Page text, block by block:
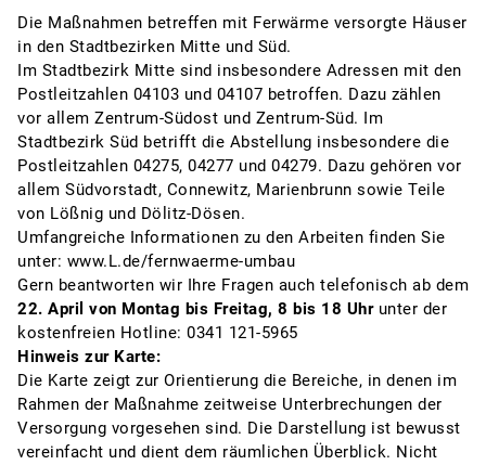
Die Maßnahmen betreffen mit Ferwärme versorgte Häuser
in den Stadtbezirken Mitte und Süd.
Im Stadtbezirk Mitte sind insbesondere Adressen mit den
Postleitzahlen 04103 und 04107 betroffen. Dazu zählen
vor allem Zentrum-Südost und Zentrum-Süd. Im
Stadtbezirk Süd betrifft die Abstellung insbesondere die
Postleitzahlen 04275, 04277 und 04279. Dazu gehören vor
allem Südvorstadt, Connewitz, Marienbrunn sowie Teile
von Lößnig und Dölitz-Dösen.
Umfangreiche Informationen zu den Arbeiten finden Sie
unter: www.L.de/fernwaerme-umbau
Gern beantworten wir Ihre Fragen auch telefonisch ab dem
22. April von Montag bis Freitag, 8 bis 18 Uhrunter der
kostenfreien Hotline: 0341 121-5965
Hinweis zur Karte:
Die Karte zeigt zur Orientierung die Bereiche, in denen im
Rahmen der Maßnahme zeitweise Unterbrechungen der
Versorgung vorgesehen sind. Die Darstellung ist bewusst
vereinfacht und dient dem räumlichen Überblick. Nicht